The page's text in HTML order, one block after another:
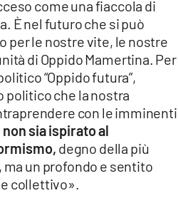
come una fiaccola di
È nel futuro che si può
per le nostre vite, le nostre
di Oppido Mamertina. Per
“Oppido futura”,
che la nostra
con le imminenti
non sia ispirato al
degno della più
un profondo e sentito
collettivo».